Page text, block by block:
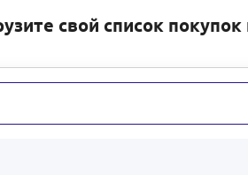
свой список покупок